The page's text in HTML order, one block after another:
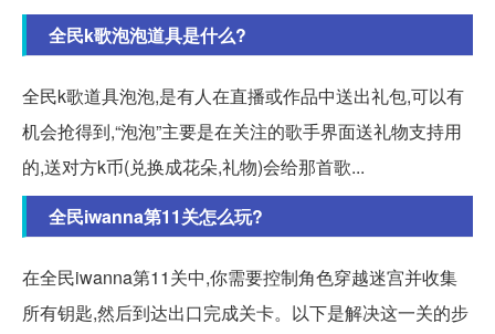
全民k歌泡泡道具是什么?
全民k歌道具泡泡,是有人在直播或作品中送出礼包,可以有
机会抢得到,“泡泡”主要是在关注的歌手界面送礼物支持用
的,送对方k币(兑换成花朵,礼物)会给那首歌...
全民iwanna第11关怎么玩?
在全民iwanna第11关中,你需要控制角色穿越迷宫并收集
所有钥匙,然后到达出口完成关卡。以下是解决这一关的步